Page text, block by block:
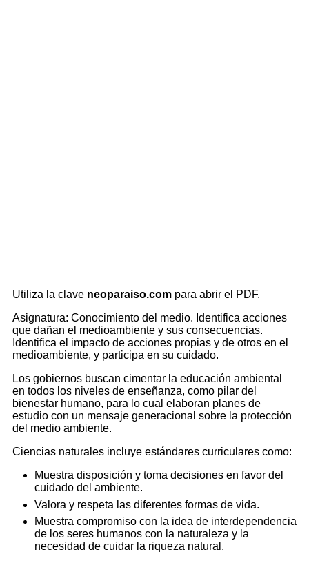
Utiliza la clave neoparaiso.com para abrir el PDF.
Asignatura: Conocimiento del medio. Identifica acciones
que dañan el medioambiente y sus consecuencias.
Identifica el impacto de acciones propias y de otros en el
medioambiente, y participa en su cuidado.
Los gobiernos buscan cimentar la educación ambiental
en todos los niveles de enseñanza, como pilar del
bienestar humano, para lo cual elaboran planes de
estudio con un mensaje generacional sobre la protección
del medio ambiente.
Ciencias naturales incluye estándares curriculares como:
Muestra disposición y toma decisiones en favor del
cuidado del ambiente.
Valora y respeta las diferentes formas de vida.
Muestra compromiso con la idea de interdependencia
de los seres humanos con la naturaleza y la
necesidad de cuidar la riqueza natural.